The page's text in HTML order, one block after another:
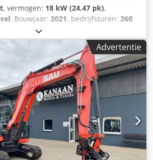
, vermogen: 18 kW (24,47 pk),
, Bouwjaar: 2021, bedrijfsturen: 260
– Rupsgraafmachine 3972 KG –
Extra functies – 2 x bak – 18,2 kW
= Verdere informatie = Bouwjaar: 2021
Modeljaar: 2021 Toepassing: Bouw
3.972 kg CE-markering: ja
Miguel Cubas voor meer informatie.
= Wij zijn gevestigd tussen Antwerpen
A12-snelweg, dichtbij de haven van
maandag t/m vrijdag
tot 19.00 uur.
Advertentie